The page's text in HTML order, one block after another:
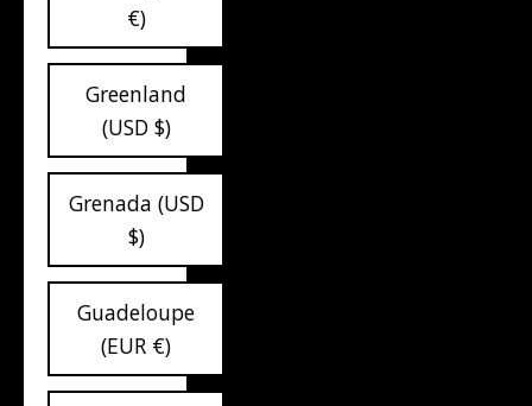
€)
Greenland
(USD $)
Grenada (USD
$)
Guadeloupe
(EUR €)